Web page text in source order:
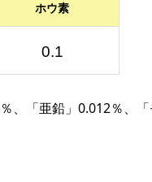
ホウ素
0.1
、「亜鉛」0.012％、